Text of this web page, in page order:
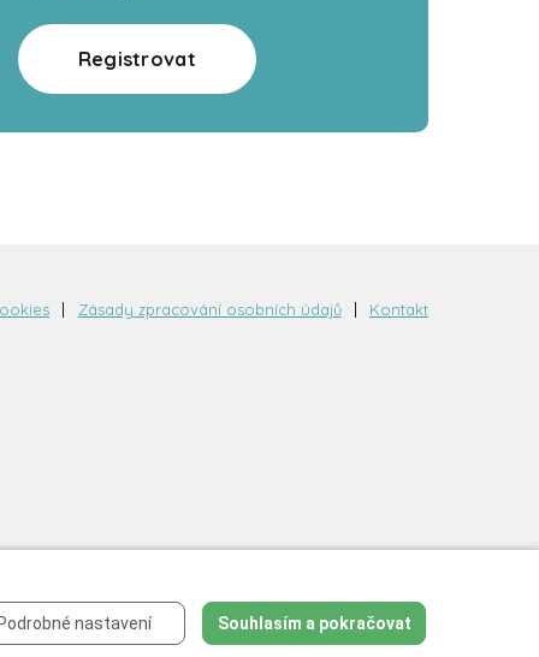
Registrovat
Zásady zpracování osobních údajů Kontakt
nastavení Souhlasím a pokračovat